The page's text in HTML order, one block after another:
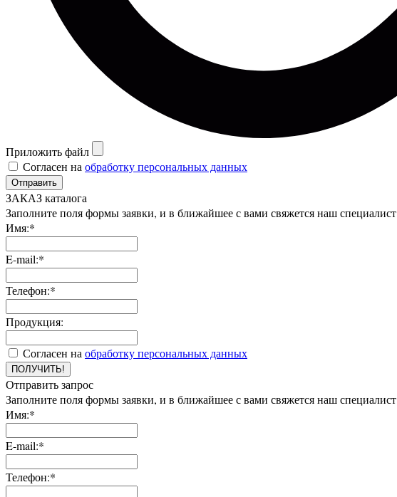
Приложить файл
Согласен на обработку персональных данных
Отправить
ЗАКАЗ каталога
Заполните поля формы заявки, и в ближайшее с вами свяжется наш специалист
Имя:*
E-mail:*
Телефон:*
Продукция:
Согласен на обработку персональных данных
ПОЛУЧИТЬ!
Отправить запрос
Заполните поля формы заявки, и в ближайшее с вами свяжется наш специалист
Имя:*
E-mail:*
Телефон:*